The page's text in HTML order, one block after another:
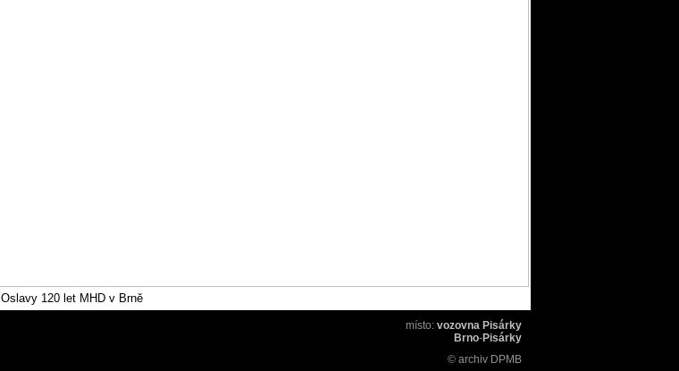
Oslavy 120 let MHD v Brně
místo: vozovna Pisárky
Brno-Pisárky
© archiv DPMB